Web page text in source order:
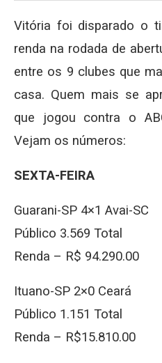
Vitória foi disparado o
renda na rodada de
entre os 9 clubes que
casa. Quem mais se
que jogou contra o
Vejam os números:
SEXTA-FEIRA
Guarani-SP 4×1 Avai-SC
Público 3.569 Total
Renda – R$ 94.290.00
Ituano-SP 2×0 Ceará
Público 1.151 Total
Renda – R$15.810.00